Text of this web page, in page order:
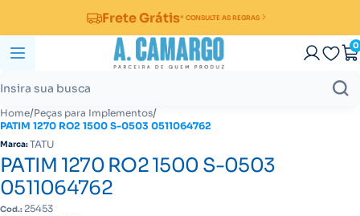
Frete Grátis* CONSULTE AS REGRAS
0
Home/Peças para Implementos/
PATIM 1270 RO2 1500 S-0503 0511064762
Marca:TATU
PATIM 1270 RO2 1500 S-0503
0511064762
Cod.: 25453